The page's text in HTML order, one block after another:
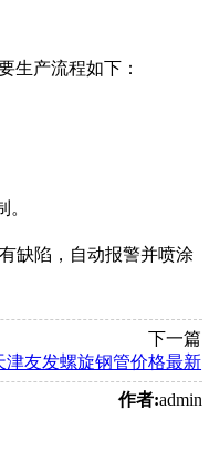
生产流程如下：
缺陷，自动报警并喷涂
下一篇
津友发螺旋钢管价格最新
作者:admin